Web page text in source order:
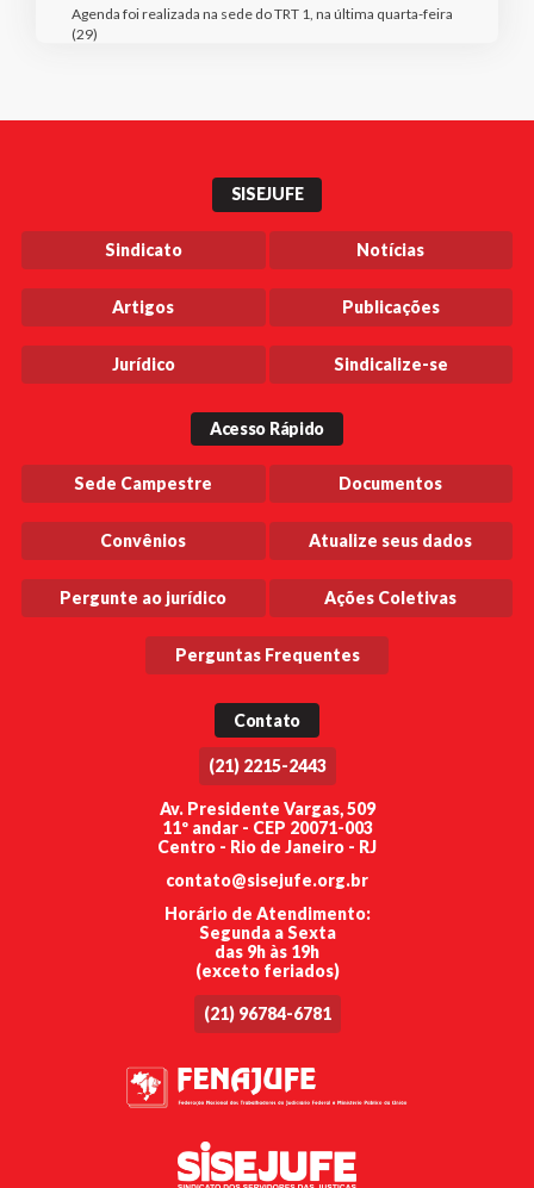
Agenda foi realizada na sede do TRT 1, na última quarta-feira
(29)
SISEJUFE
Sindicato Notícias
Artigos Publicações
Jurídico Sindicalize-se
Acesso Rápido
Sede Campestre Documentos
Convênios Atualize seus dados
Pergunte ao jurídico Ações Coletivas
Perguntas Frequentes
Contato
(21) 2215-2443
Av. Presidente Vargas, 509
11º andar - CEP 20071-003
Centro - Rio de Janeiro - RJ
contato@sisejufe.org.br
Horário de Atendimento:
Segunda a Sexta
das 9h às 19h
(exceto feriados)
(21) 96784-6781